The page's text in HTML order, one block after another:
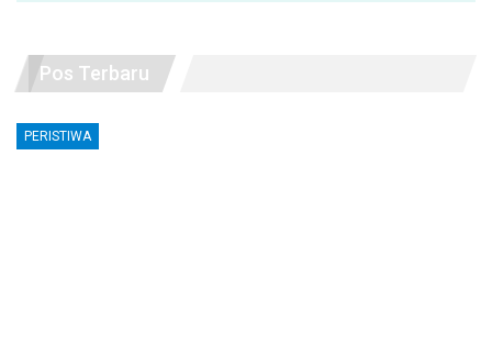
Pos Terbaru
PERISTIWA